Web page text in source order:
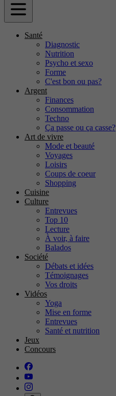
Santé
Diagnostic
Nutrition
Psycho et sexo
Forme
C'est bon ou pas?
Argent
Finances
Consommation
Techno
Ça passe ou ça casse?
Art de vivre
Mode et beauté
Voyages
Loisirs
Coups de coeur
Shopping
Cuisine
Culture
Entrevues
Top 10
Lecture
À voir, à faire
Balados
Société
Débats et idées
Témoignages
Vos droits
Vidéos
Yoga
Mise en forme
Entrevues
Santé et nutrition
Jeux
Concours